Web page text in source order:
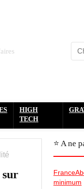
HIGH
TECH
sur
⭐️ A ne
minimum